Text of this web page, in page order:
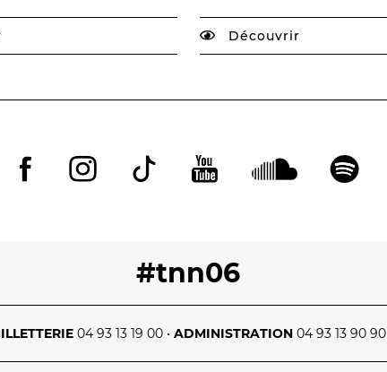
Découvrir
#tnn06
04 93 13 19 00 • ADMINISTRATION 04 93 13 90 90